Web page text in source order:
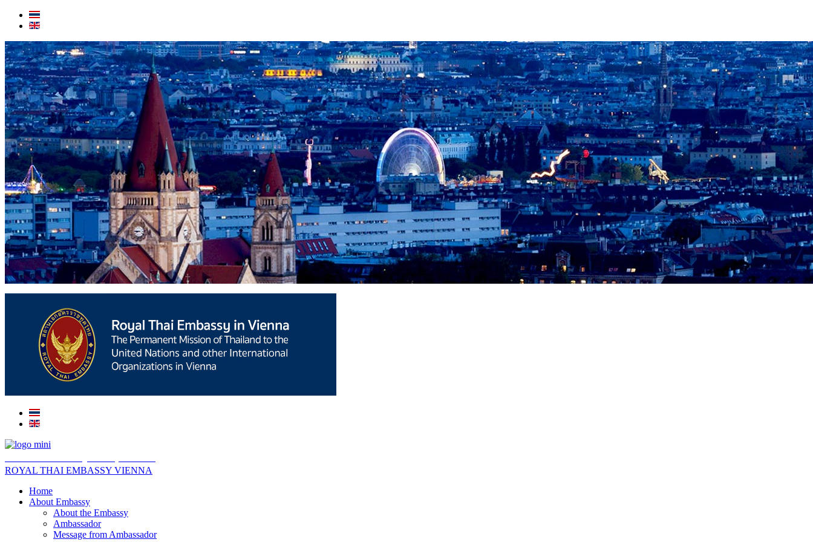
ROYAL THAI EMBASSY VIENNA
Home
About Embassy
About the Embassy
Ambassador
Message from Ambassador